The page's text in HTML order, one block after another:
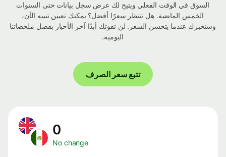
السوق في الوقت الفعلي ويتيح لك عرض سجل بيانات حتى السنوات
الخمس الماضية. هل تنتظر سعرًا أفضل؟ يمكنك تعيين تنبيه الآن،
وسنخبرك عندما يتحسن السعر. لن تفوتك أبدًا آخر الأخبار بفضل ملخصاتنا
اليومية.
تتبع سعر الصرف
No change